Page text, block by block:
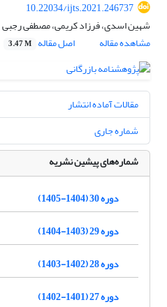
10.22034/ijts.2021.246737
شهین اسدی، فرزاد کریمی، مصطفی رجبی
مشاهده مقاله
اصل مقاله 3.47 M
مقالات آماده انتشار
شماره جاری
شماره‌های پیشین نشریه
دوره 30 (1404-1405)
دوره 29 (1403-1404)
دوره 28 (1402-1403)
دوره 27 (1401-1402)